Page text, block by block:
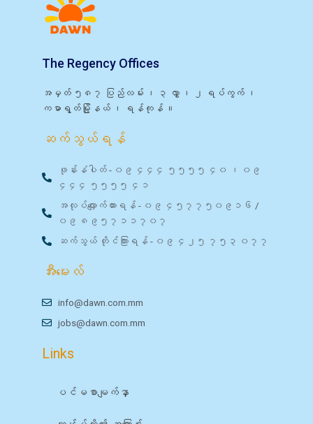
The Regency Offices
အမှတ် ၅၈၇ ပြည်လမ်း ၊ ၃ လွှာ ၊ ၂ ရပ်ကွက် ၊
ကမာရွတ်မြို့နယ် ၊ ရန်ကုန် ။
ဆက်သွယ်ရန်
ဖုန်းနံပါတ် - ၀၉ ၄၄၄ ၅၅၅၅ ၄၀ ၊ ၀၉
၄၄၄ ၅၅၅၅ ၄၁
အလုပ်လျှောက်ထားရန် - ၀၉ ၄၅၇၇၅၀၉၁၆ /
၀၉ ၈၉၅၇၁၁၇၀၇
ဆက်သွယ် တိုင်ကြားရန် - ၀၉ ၄၂၅ ၇၅၃ ၀၇၇
အီးမေးလ်
info@dawn.com.mm
jobs@dawn.com.mm
Links
ပင်မစာမျက်နှာ